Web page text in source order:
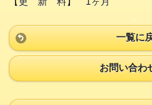
一覧に
お問い合わ